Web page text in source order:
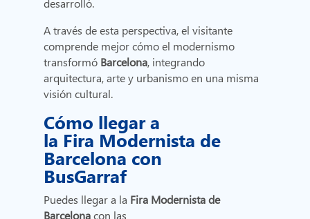
desarrolló.
A través de esta perspectiva, el visitante
comprende mejor cómo el modernismo
transformó Barcelona, integrando
arquitectura, arte y urbanismo en una misma
visión cultural.
Cómo llegar a
la Fira Modernista de
Barcelona con
BusGarraf
Puedes llegar a la Fira Modernista de
Barcelonacon las